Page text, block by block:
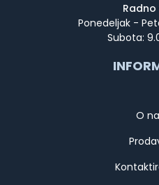
Radno
Ponedeljak -
Subota:
O